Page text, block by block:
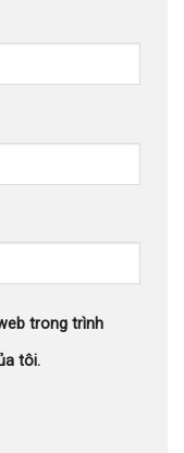
trong trình
tôi.